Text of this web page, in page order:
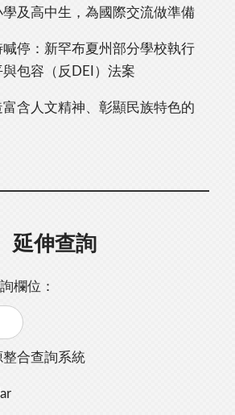
及高中生，為國際交流做準備
停：新罕布夏州部分學校執行
包容（反DEI）法案
含人文精神、彰顯民族特色的
延伸查詢
欄位：
合查詢系統